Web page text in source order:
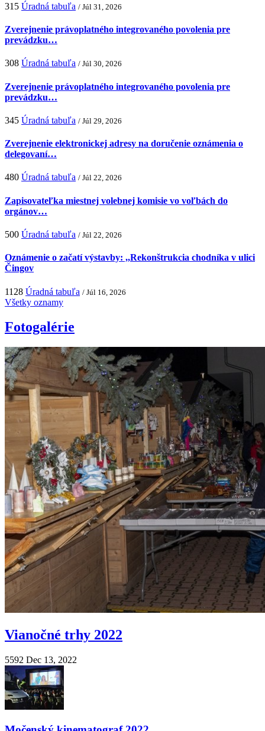
315 Úradná tabuľa / Júl 31, 2026
Zverejnenie právoplatného integrovaného povolenia pre
prevádzku…
308 Úradná tabuľa / Júl 30, 2026
Zverejnenie právoplatného integrovaného povolenia pre
prevádzku…
345 Úradná tabuľa / Júl 29, 2026
Zverejnenie elektronickej adresy na doručenie oznámenia o
delegovaní…
480 Úradná tabuľa / Júl 22, 2026
Zapisovateľka miestnej volebnej komisie vo voľbách do
orgánov…
500 Úradná tabuľa / Júl 22, 2026
Oznámenie o začatí výstavby: ,,Rekonštrukcia chodníka v ulici
Čingov
1128 Úradná tabuľa / Júl 16, 2026
Všetky oznamy
Fotogalérie
Vianočné trhy 2022
5592 Dec 13, 2022